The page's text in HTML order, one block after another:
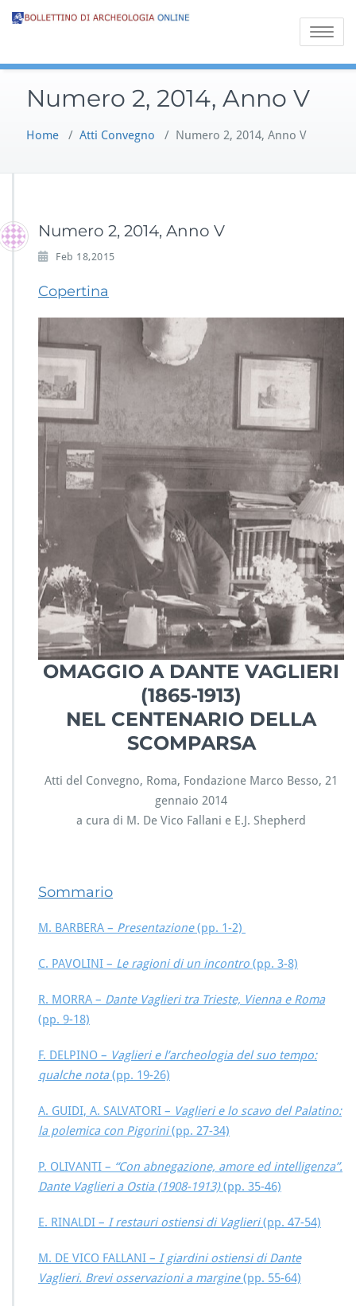
Toggle
Numero 2, 2014, Anno V
Home / Atti Convegno / Numero 2, 2014, Anno V
Numero 2, 2014, Anno V
Feb 18,2015
Copertina
OMAGGIO A DANTE VAGLIERI
(1865-1913)
NEL CENTENARIO DELLA
SCOMPARSA
Atti del Convegno, Roma, Fondazione Marco Besso, 21
gennaio 2014
a cura di M. De Vico Fallani e E.J. Shepherd
Sommario
M. BARBERA – Presentazione(pp. 1-2)
C. PAVOLINI – Le ragioni di un incontro (pp. 3-8)
R. MORRA – Dante Vaglieri tra Trieste, Vienna e Roma
(pp. 9-18)
F. DELPINO – Vaglieri e l’archeologia del suo tempo:
qualche nota(pp. 19-26)
A. GUIDI, A. SALVATORI – Vaglieri e lo scavo del Palatino:
la polemica con Pigorini(pp. 27-34)
P. OLIVANTI – “Con abnegazione, amore ed intelligenza”.
Dante Vaglieri a Ostia (1908-1913)(pp. 35-46)
E. RINALDI – I restauri ostiensi di Vaglieri(pp. 47-54)
M. DE VICO FALLANI – I giardini ostiensi di Dante
Vaglieri. Brevi osservazioni a margine(pp. 55-64)